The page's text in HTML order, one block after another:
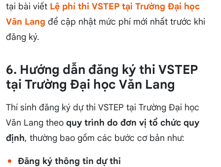
tại bài viết Lệ phí thi VSTEP tại Trường Đại học
Văn Lang để cập nhật mức phí mới nhất trước khi
đăng ký.
6. Hướng dẫn đăng ký thi VSTEP
tại Trường Đại học Văn Lang
Thí sinh đăng ký dự thi VSTEP tại Trường Đại học
Văn Lang theo quy trình do đơn vị tổ chức quy
định, thường bao gồm các bước cơ bản như:
Đăng ký thông tin dự thi